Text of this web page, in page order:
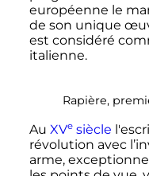
européenne le
de son unique
est considéré
italienne.
Rapière,
Au XVesiècle
révolution avec
arme,